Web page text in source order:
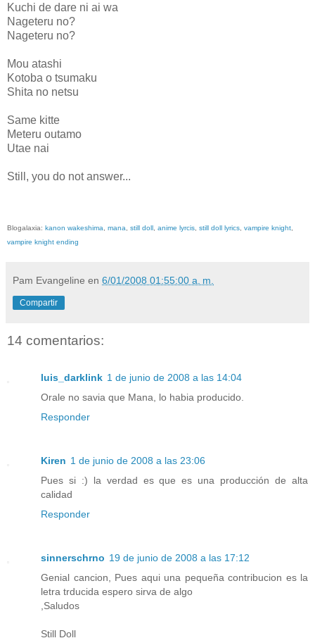
Kuchi de dare ni ai wa
Nageteru no?
Nageteru no?
Mou atashi
Kotoba o tsumaku
Shita no netsu
Same kitte
Meteru outamo
Utae nai
Still, you do not answer...
Blogalaxia: kanon wakeshima, mana, still doll, anime lyrcis, still doll lyrics, vampire knight,
vampire knight ending
Pam Evangeline en 6/01/2008 01:55:00 a. m.
Compartir
14 comentarios:
luis_darklink 1 de junio de 2008 a las 14:04
Orale no savia que Mana, lo habia producido.
Responder
Kiren 1 de junio de 2008 a las 23:06
Pues si :) la verdad es que es una producción de alta
calidad
Responder
sinnerschrno 19 de junio de 2008 a las 17:12
Genial cancion, Pues aqui una pequeña contribucion es la
letra trducida espero sirva de algo
,Saludos
Still Doll